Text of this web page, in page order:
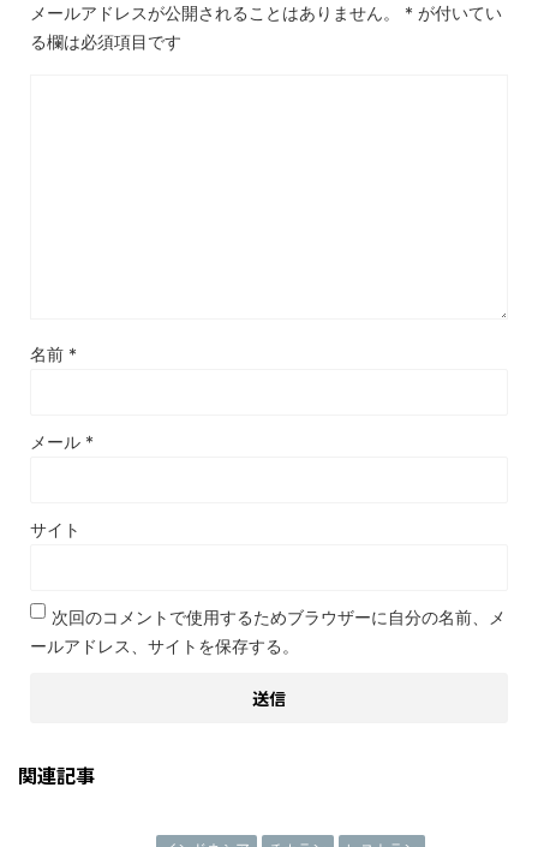
メールアドレスが公開されることはありません。 * が付いてい
る欄は必須項目です
名前 *
メール *
サイト
次回のコメントで使用するためブラウザーに自分の名前、メ
ールアドレス、サイトを保存する。
関連記事